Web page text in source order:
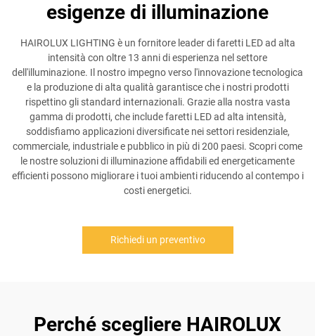
esigenze di illuminazione
HAIROLUX LIGHTING è un fornitore leader di faretti LED ad alta
intensità con oltre 13 anni di esperienza nel settore
dell'illuminazione. Il nostro impegno verso l'innovazione tecnologica
e la produzione di alta qualità garantisce che i nostri prodotti
rispettino gli standard internazionali. Grazie alla nostra vasta
gamma di prodotti, che include faretti LED ad alta intensità,
soddisfiamo applicazioni diversificate nei settori residenziale,
commerciale, industriale e pubblico in più di 200 paesi. Scopri come
le nostre soluzioni di illuminazione affidabili ed energeticamente
efficienti possono migliorare i tuoi ambienti riducendo al contempo i
costi energetici.
Richiedi un preventivo
Perché scegliere HAIROLUX